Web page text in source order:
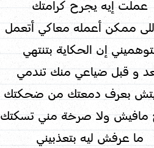
عملت إيه يجرح كرامتك
ممكن أعمله معاكي أتعمل
إن الحكاية بتنتهي
و قبل ضياعي منك تندمي
بعرف دمعتك من ضحكتك
مافيش ولا صرخة مني تسكتك
ما عرفش ليه بتعذبيني